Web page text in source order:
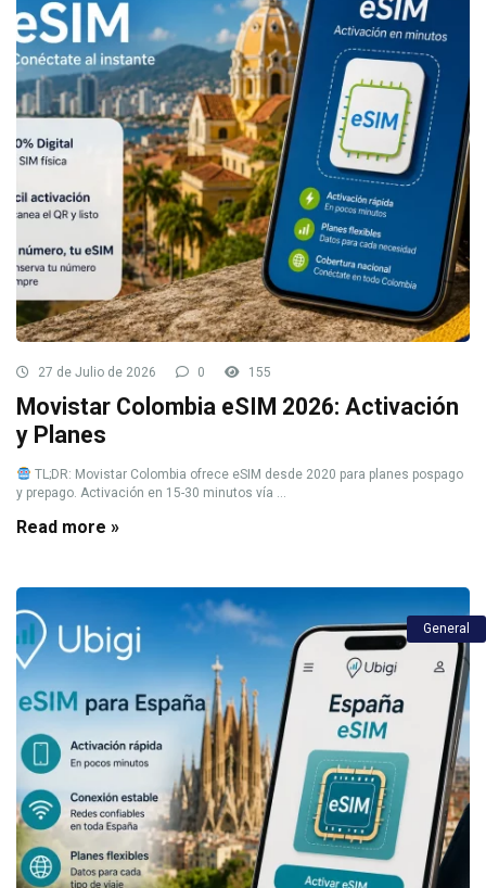
27 de Julio de 2026 0 155
Movistar Colombia eSIM 2026: Activación
y Planes
TL;DR: Movistar Colombia ofrece eSIM desde 2020 para planes pospago
y prepago. Activación en 15-30 minutos vía ...
Read more »
General